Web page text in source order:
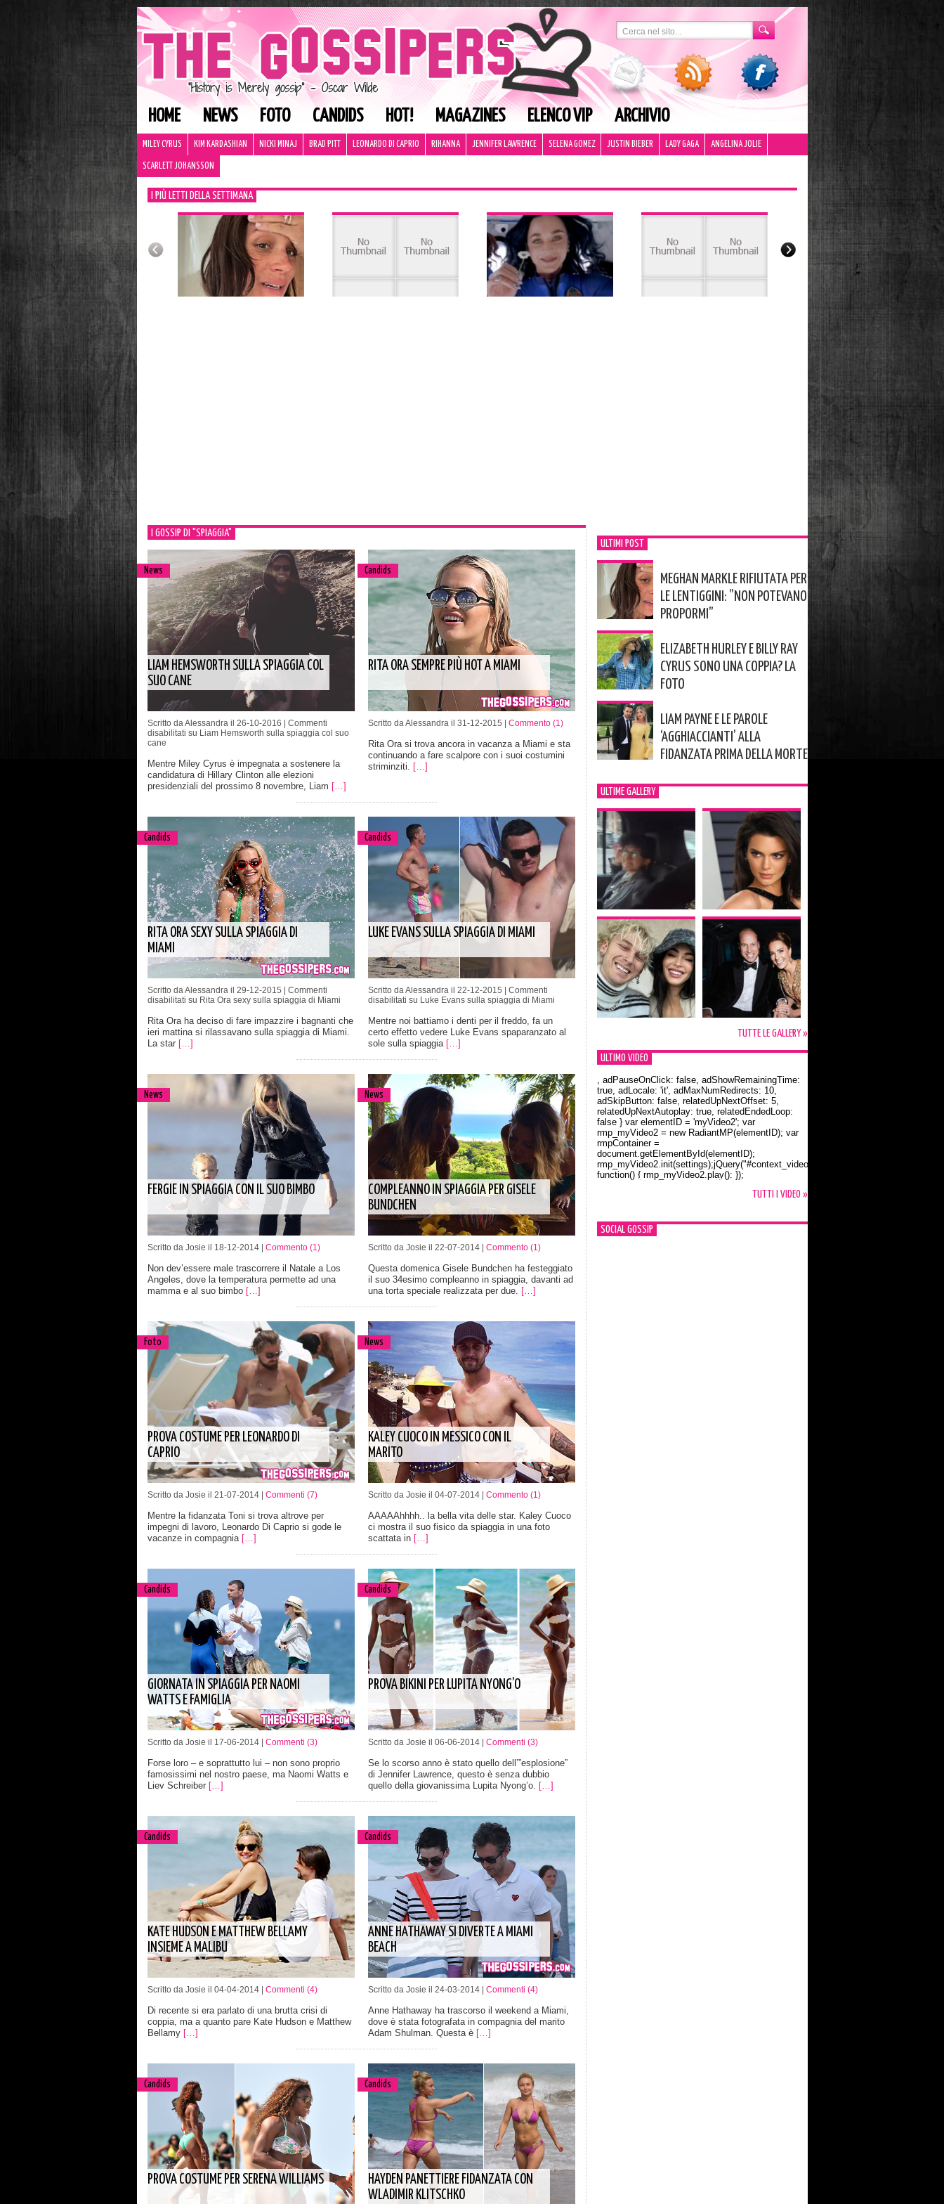
HOME NEWS FOTO CANDIDS HOT! MAGAZINES ELENCO VIP ARCHIVIO
MILEY CYRUS KIM KARDASHIAN NICKI MINAJ BRAD PITT LEONARDO DI CAPRIO RIHANNA JENNIFER LAWRENCE SELENA GOMEZ JUSTIN BIEBER LADY GAGA ANGELINA JOLIE
SCARLETT JOHANSSON
I PIÙ LETTI DELLA SETTIMANA
I GOSSIP DI "SPIAGGIA"
News
LIAM HEMSWORTH SULLA SPIAGGIA COL
SUO CANE
Scritto da Alessandra il 26-10-2016 | Commenti
disabilitati su Liam Hemsworth sulla spiaggia col suo
cane
Mentre Miley Cyrus è impegnata a sostenere la
candidatura di Hillary Clinton alle elezioni
presidenziali del prossimo 8 novembre, Liam […]
Candids
RITA ORA SEMPRE PIÙ HOT A MIAMI
Scritto da Alessandra il 31-12-2015 | Commento (1)
Rita Ora si trova ancora in vacanza a Miami e sta
continuando a fare scalpore con i suoi costumini
striminziti. […]
Candids
RITA ORA SEXY SULLA SPIAGGIA DI
MIAMI
Scritto da Alessandra il 29-12-2015 | Commenti
disabilitati su Rita Ora sexy sulla spiaggia di Miami
Rita Ora ha deciso di fare impazzire i bagnanti che
ieri mattina si rilassavano sulla spiaggia di Miami.
La star […]
Candids
LUKE EVANS SULLA SPIAGGIA DI MIAMI
Scritto da Alessandra il 22-12-2015 | Commenti
disabilitati su Luke Evans sulla spiaggia di Miami
Mentre noi battiamo i denti per il freddo, fa un
certo effetto vedere Luke Evans spaparanzato al
sole sulla spiaggia […]
News
FERGIE IN SPIAGGIA CON IL SUO BIMBO
Scritto da Josie il 18-12-2014 | Commento (1)
Non dev’essere male trascorrere il Natale a Los
Angeles, dove la temperatura permette ad una
mamma e al suo bimbo […]
News
COMPLEANNO IN SPIAGGIA PER GISELE
BUNDCHEN
Scritto da Josie il 22-07-2014 | Commento (1)
Questa domenica Gisele Bundchen ha festeggiato
il suo 34esimo compleanno in spiaggia, davanti ad
una torta speciale realizzata per due. […]
Foto
PROVA COSTUME PER LEONARDO DI
CAPRIO
Scritto da Josie il 21-07-2014 | Commenti (7)
Mentre la fidanzata Toni si trova altrove per
impegni di lavoro, Leonardo Di Caprio si gode le
vacanze in compagnia […]
News
KALEY CUOCO IN MESSICO CON IL
MARITO
Scritto da Josie il 04-07-2014 | Commento (1)
AAAAAhhhh.. la bella vita delle star. Kaley Cuoco
ci mostra il suo fisico da spiaggia in una foto
scattata in […]
Candids
GIORNATA IN SPIAGGIA PER NAOMI
WATTS E FAMIGLIA
Scritto da Josie il 17-06-2014 | Commenti (3)
Forse loro – e soprattutto lui – non sono proprio
famosissimi nel nostro paese, ma Naomi Watts e
Liev Schreiber […]
Candids
PROVA BIKINI PER LUPITA NYONG’O
Scritto da Josie il 06-06-2014 | Commenti (3)
Se lo scorso anno è stato quello dell’”esplosione”
di Jennifer Lawrence, questo è senza dubbio
quello della giovanissima Lupita Nyong’o. […]
Candids
KATE HUDSON E MATTHEW BELLAMY
INSIEME A MALIBU
Scritto da Josie il 04-04-2014 | Commenti (4)
Di recente si era parlato di una brutta crisi di
coppia, ma a quanto pare Kate Hudson e Matthew
Bellamy […]
Candids
ANNE HATHAWAY SI DIVERTE A MIAMI
BEACH
Scritto da Josie il 24-03-2014 | Commenti (4)
Anne Hathaway ha trascorso il weekend a Miami,
dove è stata fotografata in compagnia del marito
Adam Shulman. Questa è […]
Candids
PROVA COSTUME PER SERENA WILLIAMS
Candids
HAYDEN PANETTIERE FIDANZATA CON
WLADIMIR KLITSCHKO
ULTIMI POST
MEGHAN MARKLE RIFIUTATA PER
LE LENTIGGINI: ”NON POTEVANO
PROPORMI”
ELIZABETH HURLEY E BILLY RAY
CYRUS SONO UNA COPPIA? LA
FOTO
LIAM PAYNE E LE PAROLE
‘AGGHIACCIANTI’ ALLA
FIDANZATA PRIMA DELLA MORTE
ULTIME GALLERY
TUTTE LE GALLERY »
ULTIMO VIDEO
Orlando Bloom e la t-shirt dedicata a Flynn
, adPauseOnClick: false, adShowRemainingTime:
true, adLocale: 'it', adMaxNumRedirects: 10,
adSkipButton: false, relatedUpNextOffset: 5,
relatedUpNextAutoplay: true, relatedEndedLoop:
false } var elementID = 'myVideo2'; var
rmp_myVideo2 = new RadiantMP(elementID); var
rmpContainer =
document.getElementById(elementID);
rmp_myVideo2.init(settings);jQuery("#context_video2").one("mouseover",
function() { rmp_myVideo2.play(); });
TUTTI I VIDEO »
SOCIAL GOSSIP